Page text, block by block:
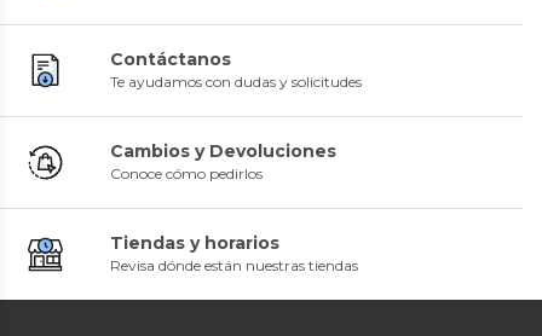
Contáctanos
Te ayudamos con dudas y solicitudes
Cambios y Devoluciones
Conoce cómo pedirlos
Tiendas y horarios
Revisa dónde están nuestras tiendas